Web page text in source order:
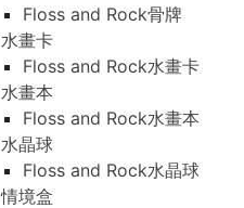
Floss and Rock骨牌
水畫卡
Floss and Rock水畫卡
水畫本
Floss and Rock水畫本
水晶球
Floss and Rock水晶球
情境盒